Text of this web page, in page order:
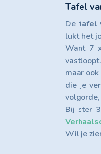
Tafel
De tafel
lukt het
Want 7
maar
die je
Bij ster
Wil je